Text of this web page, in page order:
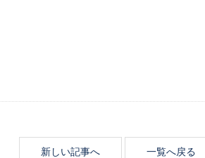
新しい記事へ 一覧へ戻る